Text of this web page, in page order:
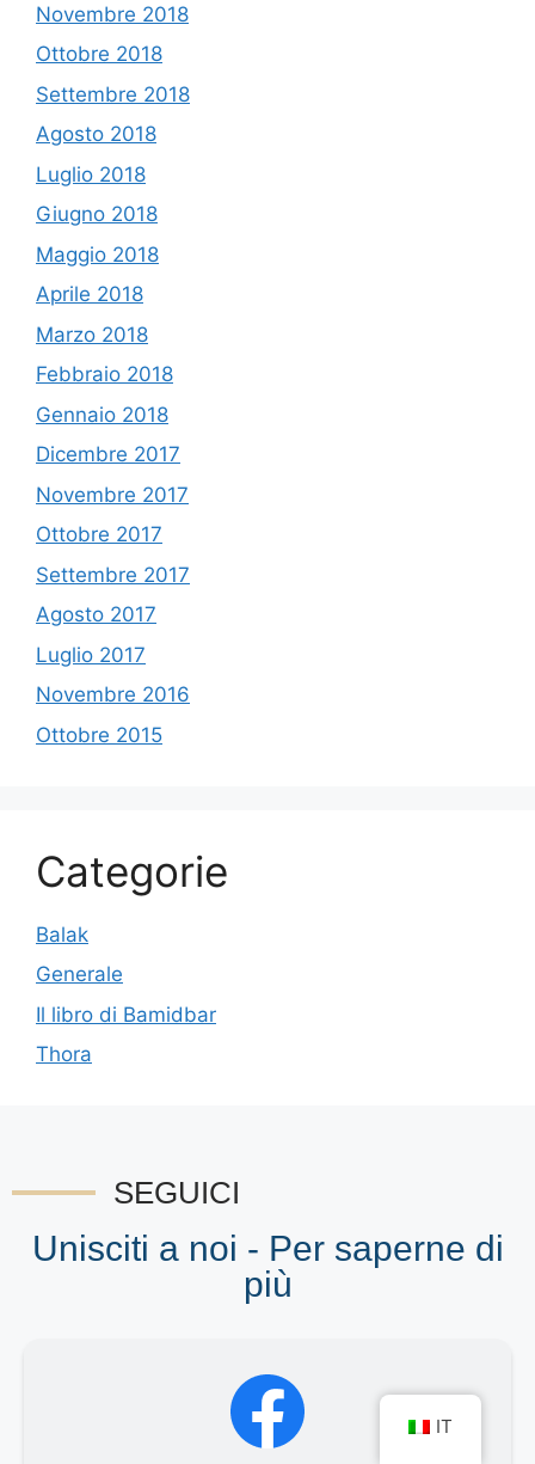
Novembre 2018
Ottobre 2018
Settembre 2018
Agosto 2018
Luglio 2018
Giugno 2018
Maggio 2018
Aprile 2018
Marzo 2018
Febbraio 2018
Gennaio 2018
Dicembre 2017
Novembre 2017
Ottobre 2017
Settembre 2017
Agosto 2017
Luglio 2017
Novembre 2016
Ottobre 2015
Categorie
Balak
Generale
Il libro di Bamidbar
Thora
SEGUICI
Unisciti a noi - Per saperne di
più
IT